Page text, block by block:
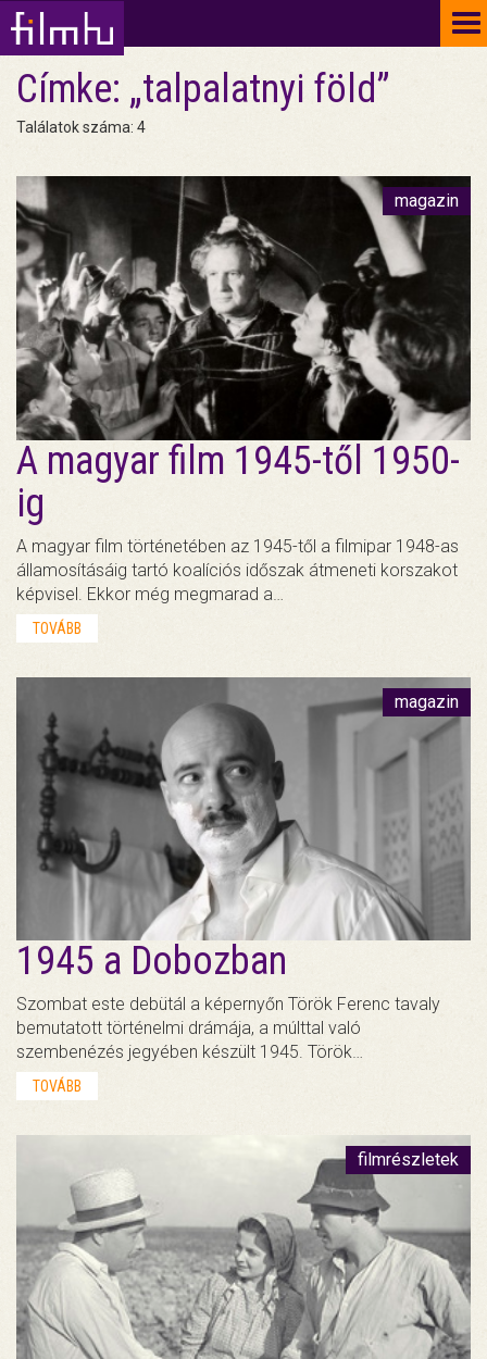
Címke: „talpalatnyi föld”
Találatok száma: 4
magazin
A magyar film 1945-től 1950-
ig
A magyar film történetében az 1945-től a filmipar 1948-as
államosításáig tartó koalíciós időszak átmeneti korszakot
képvisel. Ekkor még megmarad a…
TOVÁBB
magazin
1945 a Dobozban
Szombat este debütál a képernyőn Török Ferenc tavaly
bemutatott történelmi drámája, a múlttal való
szembenézés jegyében készült 1945. Török…
TOVÁBB
filmrészletek